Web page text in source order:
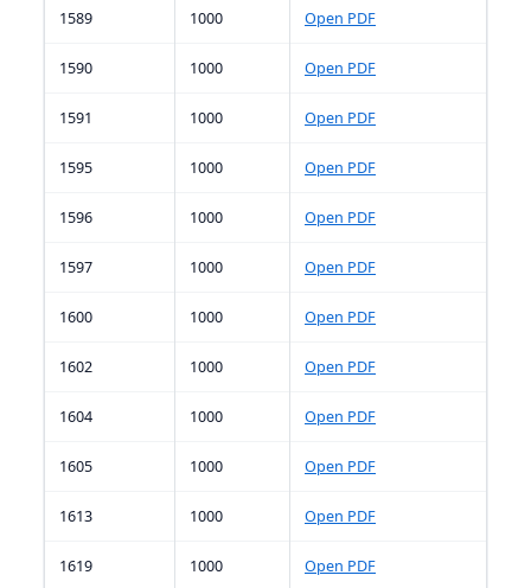
1589 1000 Open PDF
1590 1000 Open PDF
1591 1000 Open PDF
1595 1000 Open PDF
1596 1000 Open PDF
1597 1000 Open PDF
1600 1000 Open PDF
1602 1000 Open PDF
1604 1000 Open PDF
1605 1000 Open PDF
1613 1000 Open PDF
1619 1000 Open PDF